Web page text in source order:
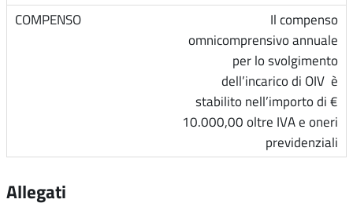
Il compenso
omnicomprensivo annuale
per lo svolgimento
dell’incarico di OIV è
stabilito nell’importo di €
10.000,00 oltre IVA e oneri
previdenziali
Allegati